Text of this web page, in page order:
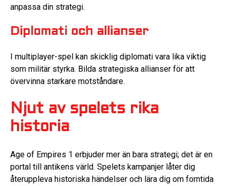
anpassa din strategi.
Diplomati och allianser
I multiplayer-spel kan skicklig diplomati vara lika viktig
som militär styrka. Bilda strategiska allianser för att
övervinna starkare motståndare.
Njut av spelets rika
historia
Age of Empires 1 erbjuder mer än bara strategi; det är en
portal till antikens värld. Spelets kampanjer låter dig
återuppleva historiska händelser och lära dig om forntida